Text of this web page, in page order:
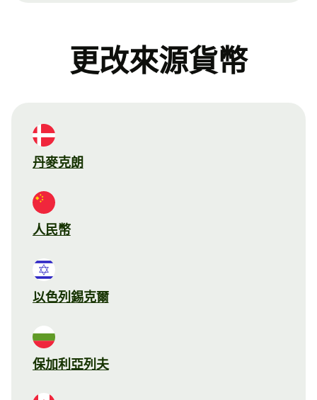
更改來源貨幣
丹麥克朗
人民幣
以色列錫克爾
保加利亞列夫